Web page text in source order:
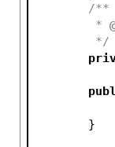
/**
	 *
	 */
	}